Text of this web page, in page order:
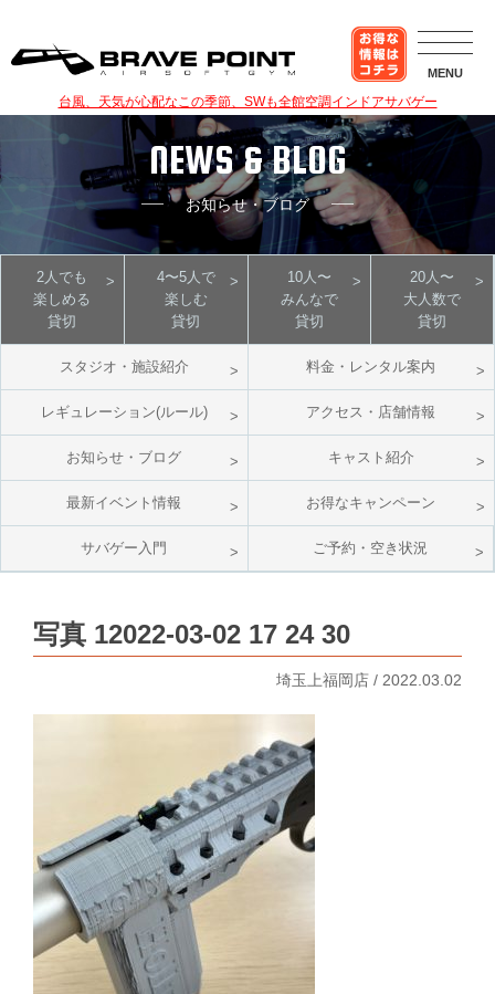
MENU
台風、天気が心配なこの季節、SWも全館空調インドアサバゲー
NEWS & BLOG
お知らせ・ブログ
2人でも
楽しめる
貸切
4〜5人で
楽しむ
貸切
10人〜
みんなで
貸切
20人〜
大人数で
貸切
スタジオ・施設紹介 料金・レンタル案内
レギュレーション(ルール) アクセス・店舗情報
お知らせ・ブログ キャスト紹介
最新イベント情報 お得なキャンペーン
サバゲー入門 ご予約・空き状況
写真 12022-03-02 17 24 30
埼玉上福岡店 / 2022.03.02